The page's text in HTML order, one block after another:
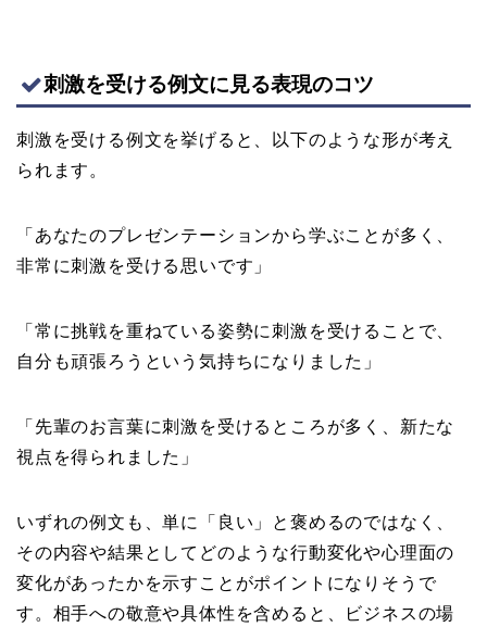
刺激を受ける例文に見る表現のコツ
刺激を受ける例文を挙げると、以下のような形が考え
られます。
「あなたのプレゼンテーションから学ぶことが多く、
非常に刺激を受ける思いです」
「常に挑戦を重ねている姿勢に刺激を受けることで、
自分も頑張ろうという気持ちになりました」
「先輩のお言葉に刺激を受けるところが多く、新たな
視点を得られました」
いずれの例文も、単に「良い」と褒めるのではなく、
その内容や結果としてどのような行動変化や心理面の
変化があったかを示すことがポイントになりそうで
す。相手への敬意や具体性を含めると、ビジネスの場